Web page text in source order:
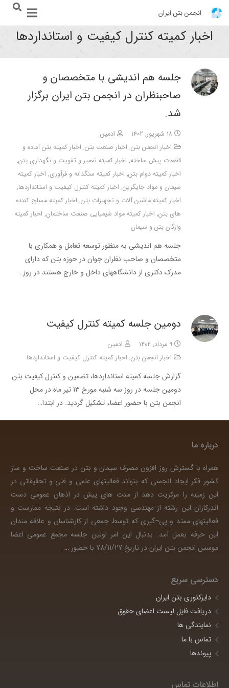
انجمن بتن ایران
اخبار کمیته کنترل کیفیت و استانداردها
جلسه هم اندیشی با متخصصان و
صاحبنظران در انجمن بتن ایران برگزار
شد.
۱۸ شهریور, ۱۴۰۲
ادمین
اخبار انجمن بتن, اخبار صنعت بتن, اخبار کمیته بتن آماده و
قطعات پیش ساخته, اخبار کمیته تعمیر و تقویت و نگهداری بتن,
اخبار کمیته دوام بتن, اخبار کمیته سنگدانه و فرآوری, اخبار کمیته
سیمان و مواد جایگزین, اخبار کمیته کنترل کیفیت و استانداردها,
اخبار کمیته ماشین آلات و تجهیزات بتن, اخبار کمیته مسلح کننده
های بتن, اخبار کمیته مواد شیمیایی صنعت ساختمان, اخبار کمیته
واژگان بتن و سیمان
جلسه هم اندیشی به منظور توسعه تعامل و همکاری با
متخصصان و صاحب نظران جوان در حوزه بتن که دارای
مدرک دکتری از دانشگاههای داخل و خارج هستند در روز…
دومین جلسه کمیته کنترل کیفیت
۹ مرداد, ۱۴۰۲
ادمین
اخبار انجمن بتن, اخبار کمیته کنترل کیفیت و استانداردها
گزارش جلسه کمیته استانداردها، تضمین و کنترل کیفیت بتن
دومین جلسه در روز سه شنبه مورخ 13 تیر ماه در محل
انجمن بتن با حضور اعضاء تشکیل گردید. در ابتدا…
درباره ما
همراه با گسترش روز افزون مصرف سیمان و بتن در صنعت ساخت و ساز
کشور فکر ایجاد انجمنی که بتواند فعالیتهای علمی و فنی و تحقیقاتی در
این زمینه را مرکزیت دهد از مدت های پیش در اذهان عمومی دست
اندرکاران این رشته از مهندسی وجود داشته است. در نتیجه ممارست و
فعالیتهای ممتد و پی¬گیری که توسط جمعی از کارشناسان و علاقه مندان
این حرفه بعمل آمد. بدنبال این امر اولین جلسه مجمع عمومی اعضا
موسس انجمن بتن ایران در تاریخ 78/11/27 با حضور
…
دسترسی سریع
دایرکتوری بتن ایران
دریافت فایل لیست اعضای حقوق
نمایندگی ها
تماس با ما
پیوندها
اطلاعات تماس